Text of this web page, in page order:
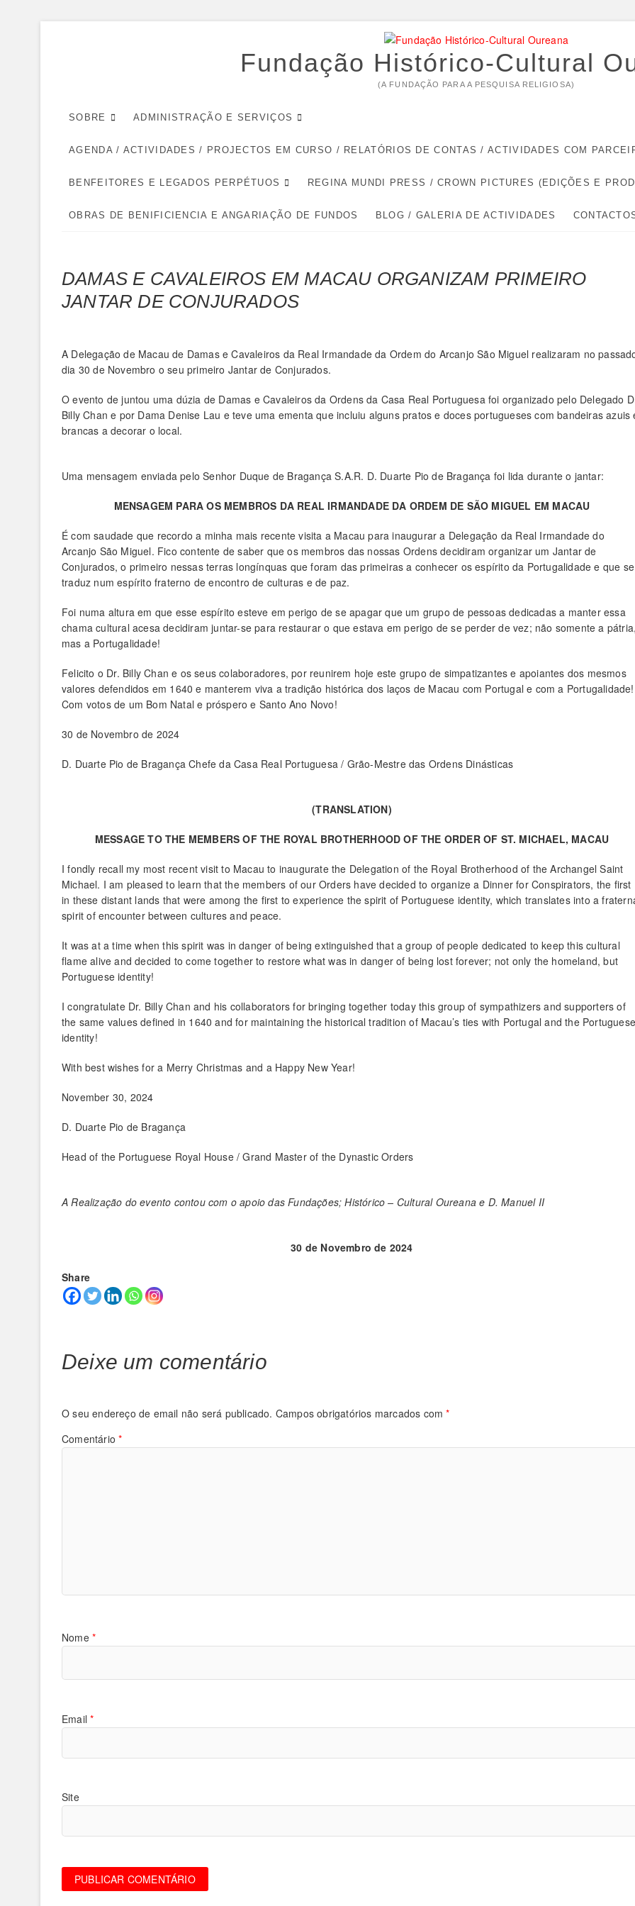
Fundação Histórico-Cultural
(A FUNDAÇÃO PARA A PESQUISA RELIGIOSA)
SOBRE ADMINISTRAÇÃO E SERVIÇOS
AGENDA / ACTIVIDADES / PROJECTOS EM CURSO / RELATÓRIOS DE CONTAS / ACTIVIDADES COM
BENFEITORES E LEGADOS PERPÉTUOS REGINA MUNDI PRESS / CROWN PICTURES (EDIÇÕES E
OBRAS DE BENIFICIENCIA E ANGARIAÇÃO DE FUNDOS BLOG / GALERIA DE ACTIVIDADES
DAMAS E CAVALEIROS EM MACAU ORGANIZAM PRIMEIRO
JANTAR DE CONJURADOS
A Delegação de Macau de Damas e Cavaleiros da Real Irmandade da Ordem do Arcanjo São Miguel realizaram no
dia 30 de Novembro o seu primeiro Jantar de Conjurados.
O evento de juntou uma dúzia de Damas e Cavaleiros da Ordens da Casa Real Portuguesa foi organizado pelo Delegado
Billy Chan e por Dama Denise Lau e teve uma ementa que incluiu alguns pratos e doces portugueses com bandeiras azuis
brancas a decorar o local.
Uma mensagem enviada pelo Senhor Duque de Bragança S.A.R. D. Duarte Pio de Bragança foi lida durante o jantar:
MENSAGEM PARA OS MEMBROS DA REAL IRMANDADE DA ORDEM DE SÃO MIGUEL EM MACAU
É com saudade que recordo a minha mais recente visita a Macau para inaugurar a Delegação da Real Irmandade do
Arcanjo São Miguel. Fico contente de saber que os membros das nossas Ordens decidiram organizar um Jantar de
Conjurados, o primeiro nessas terras longínquas que foram das primeiras a conhecer os espírito da Portugalidade e que se
traduz num espírito fraterno de encontro de culturas e de paz.
Foi numa altura em que esse espírito esteve em perigo de se apagar que um grupo de pessoas dedicadas a manter essa
chama cultural acesa decidiram juntar-se para restaurar o que estava em perigo de se perder de vez; não somente a
mas a Portugalidade!
Felicito o Dr. Billy Chan e os seus colaboradores, por reunirem hoje este grupo de simpatizantes e apoiantes dos mesmos
valores defendidos em 1640 e manterem viva a tradição histórica dos laços de Macau com Portugal e com a Portugalidade!
Com votos de um Bom Natal e próspero e Santo Ano Novo!
30 de Novembro de 2024
D. Duarte Pio de Bragança Chefe da Casa Real Portuguesa / Grão-Mestre das Ordens Dinásticas
(TRANSLATION)
MESSAGE TO THE MEMBERS OF THE ROYAL BROTHERHOOD OF THE ORDER OF ST. MICHAEL, MACAU
I fondly recall my most recent visit to Macau to inaugurate the Delegation of the Royal Brotherhood of the Archangel Saint
Michael. I am pleased to learn that the members of our Orders have decided to organize a Dinner for Conspirators, the first
in these distant lands that were among the first to experience the spirit of Portuguese identity, which translates into a
spirit of encounter between cultures and peace.
It was at a time when this spirit was in danger of being extinguished that a group of people dedicated to keep this cultural
flame alive and decided to come together to restore what was in danger of being lost forever; not only the homeland, but
Portuguese identity!
I congratulate Dr. Billy Chan and his collaborators for bringing together today this group of sympathizers and supporters of
the same values ​​defined in 1640 and for maintaining the historical tradition of Macau’s ties with Portugal and the
identity!
With best wishes for a Merry Christmas and a Happy New Year!
November 30, 2024
D. Duarte Pio de Bragança
Head of the Portuguese Royal House / Grand Master of the Dynastic Orders
A Realização do evento contou com o apoio das Fundações; Histórico – Cultural Oureana e D. Manuel II
30 de Novembro de 2024
Share
Deixe um comentário
O seu endereço de email não será publicado. Campos obrigatórios marcados com*
Comentário*
Nome *
Email*
Site